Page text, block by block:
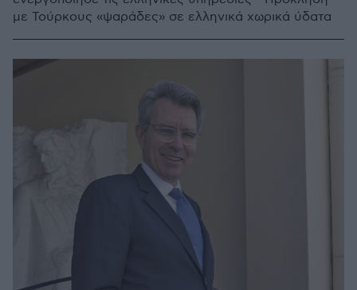
με Τούρκους «ψαράδες» σε ελληνικά χωρικά ύδατα